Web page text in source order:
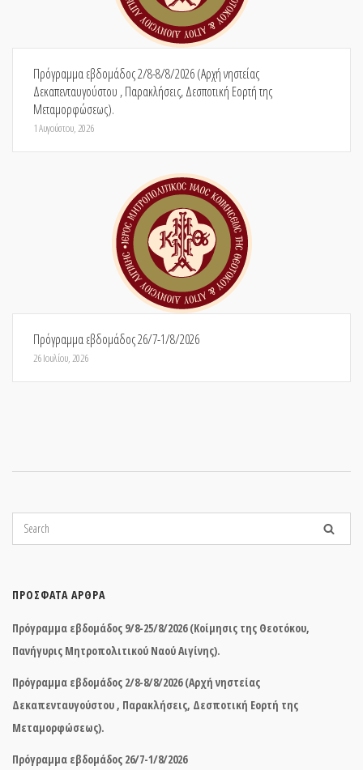
Πρόγραμμα εβδομάδος 2/8-8/8/2026 (Αρχή νηστείας
Δεκαπενταυγούστου , Παρακλήσεις, Δεσποτική Εορτή της
Μεταμορφώσεως).
1 Αυγούστου, 2026
Πρόγραμμα εβδομάδος 26/7-1/8/2026
26 Ιουλίου, 2026
ΠΡΌΣΦΑΤΑ ΆΡΘΡΑ
Πρόγραμμα εβδομάδος 9/8-25/8/2026 (Κοίμησις της Θεοτόκου,
Πανήγυρις Μητροπολιτικού Ναού Αιγίνης).
Πρόγραμμα εβδομάδος 2/8-8/8/2026 (Αρχή νηστείας
Δεκαπενταυγούστου , Παρακλήσεις, Δεσποτική Εορτή της
Μεταμορφώσεως).
Πρόγραμμα εβδομάδος 26/7-1/8/2026